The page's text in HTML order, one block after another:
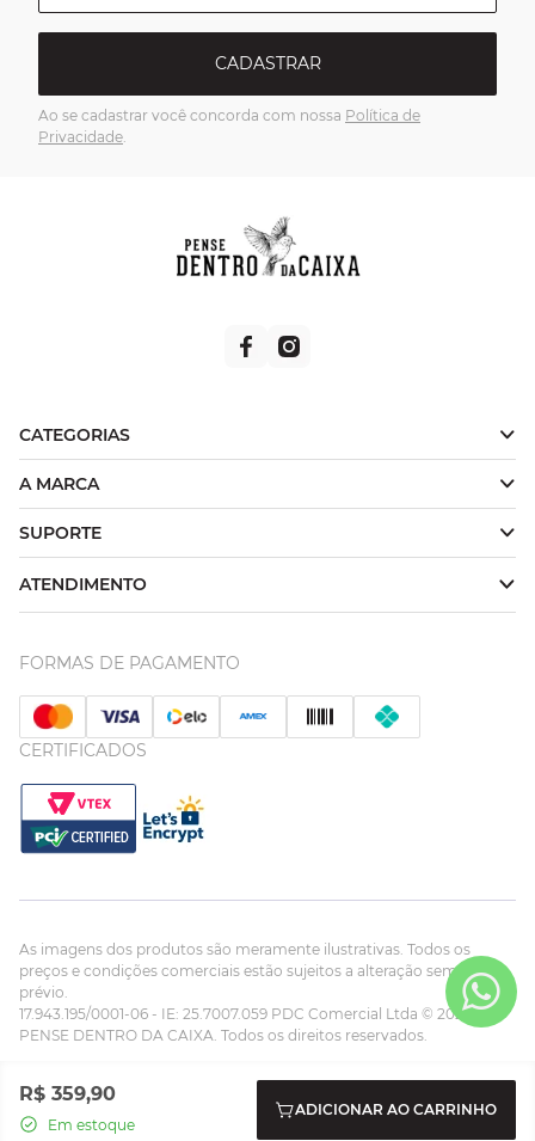
R$ 359,90
Em estoque
ADICIONAR AO CARRINHO
CADASTRAR
Ao se cadastrar você concorda com nossa Política de
Privacidade.
CATEGORIAS
A MARCA
SUPORTE
ATENDIMENTO
FORMAS DE PAGAMENTO
CERTIFICADOS
As imagens dos produtos são meramente ilustrativas. Todos os
preços e condições comerciais estão sujeitos a alteração sem aviso
prévio.
17.943.195/0001-06 - IE: 25.7007.059 PDC Comercial Ltda © 2023
PENSE DENTRO DA CAIXA. Todos os direitos reservados.
Powered by:Developed by: